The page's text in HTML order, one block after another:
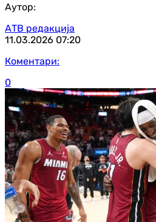
Аутор:
АТВ редакција
11.03.2026 07:20
Коментари:
0